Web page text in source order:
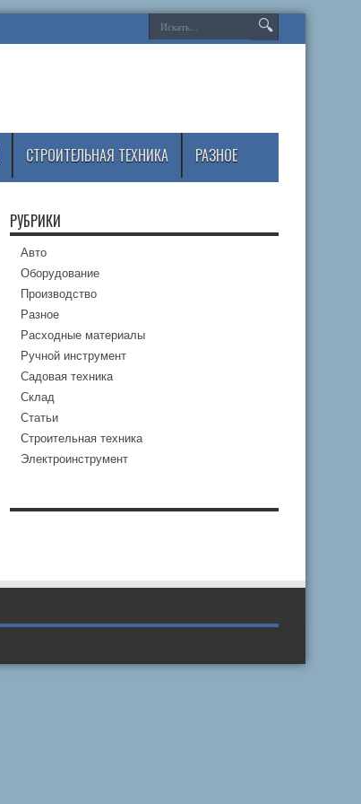
СТРОИТЕЛЬНАЯ ТЕХНИКА РАЗНОЕ
РУБРИКИ
Авто
Оборудование
Производство
Разное
Расходные материалы
Ручной инструмент
Садовая техника
Склад
Статьи
Строительная техника
Электроинструмент